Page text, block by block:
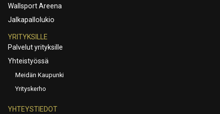
Wallsport Areena
Jalkapallolukio
YRITYKSILLE
Palvelut yrityksille
Yhteistyössä
Meidän Kaupunki
Yrityskerho
YHTEYSTIEDOT